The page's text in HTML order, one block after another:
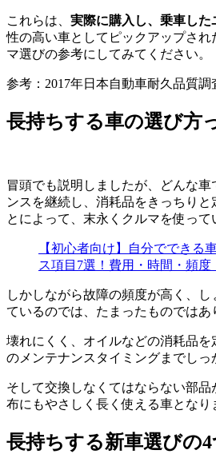
これらは、 実際に購入し、乗車した
性の高い車としてピックアップさ
マ選びの参考にしてみてください。
参考：2017年日本自動車耐久品質調
長持ちする車の選び方
冒頭でも説明しましたが、どんな
ンスを継続し、消耗品をきっちりと
とによって、末永くクルマを使って
【初心者向け】自分でできる
ス項目7選！費用・時間・頻度
しかしながら故障の頻度が高く、
ているのでは、たまったものではあ
壊れにくく、オイルなどの消耗品
のメンテナンスタイミングまでしっ
そして交換しなくてはならない部
布にもやさしく長く使える車となり
長持ちする新車選びの